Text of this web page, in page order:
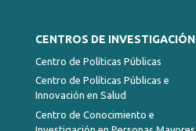
CENTROS DE INVESTIGACIÓN
Centro de Políticas Públicas
Centro de Políticas Públicas e
Innovación en Salud
Centro de Conocimiento e